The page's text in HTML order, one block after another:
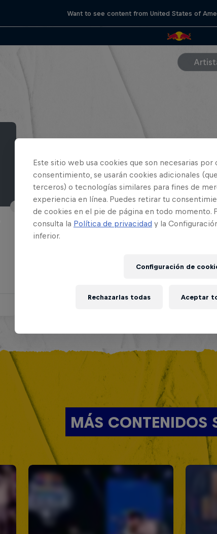
Want to see content from United States of
MÁS CONTENIDOS
Este sitio web usa cookies que son necesarias por
consentimiento, se usarán cookies adicionales
terceros) o tecnologías similares para fines de
experiencia en línea. Puedes retirar tu
de cookies en el pie de página en todo momento.
consulta la Política de privacidad y la
inferior.
Configuración de
Rechazarlas todas Aceptar